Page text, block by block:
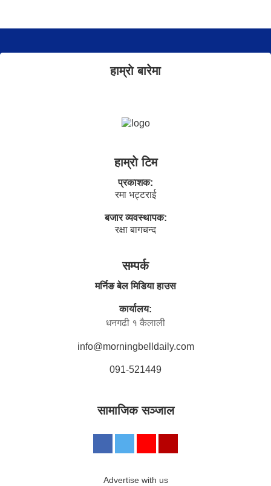
हाम्राे बारेमा
हाम्राे टिम
प्रकाशक:
रमा भट्टराई
बजार व्यवस्थापक:
रक्षा बागचन्द
सम्पर्क
मर्निङ बेल मिडिया हाउस
कार्यालय:
धनगढी १ कैलाली
info@morningbelldaily.com
091-521449
सामाजिक सञ्जाल
Advertise with us